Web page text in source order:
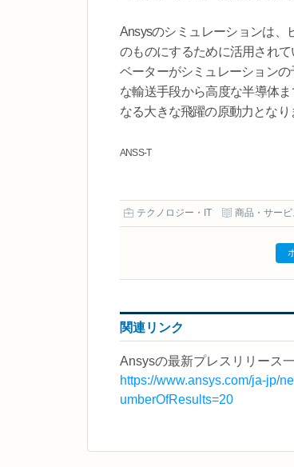
Ansysのシミュレーションは、
のものにするために活用され
ベーターがシミュレーション
な輸送手段から高度な半導体
なる大きな飛躍の原動力となり
ANSS-T
テクノロジー・IT 商品・サービ
関連リンク
Ansysの最新プレスリリース
https://www.ansys.com/ja-jp/
umberOfResults=20